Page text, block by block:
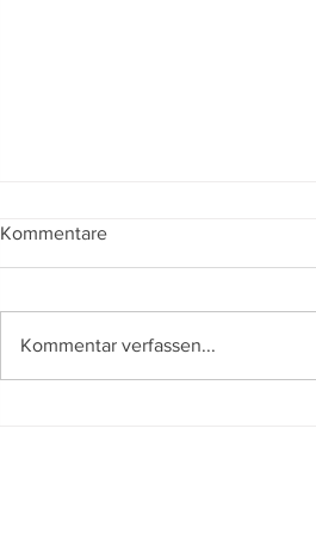
Kommentare
Kommentar verfassen...